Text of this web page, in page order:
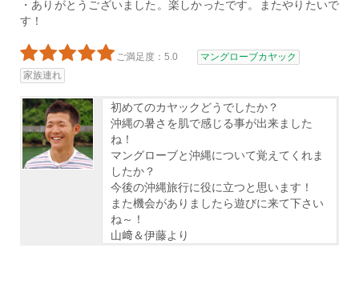
・ありがとうございました。楽しかったです。またやりたいで
す！
ご満足度：5.0
マングローブカヤック
家族連れ
初めてのカヤックどうでしたか？
沖縄の暑さを肌で感じる事が出来ました
ね！
マングローブと沖縄について覚えてくれま
したか？
今後の沖縄旅行に役に立つと思います！
また機会がありましたら遊びに来て下さい
ね～！
山﨑＆伊藤より